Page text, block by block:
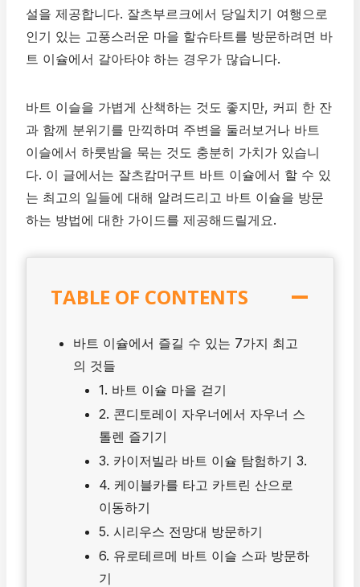
설을 제공합니다. 잘츠부르크에서 당일치기 여행으로
인기 있는 고풍스러운 마을 할슈타트를 방문하려면 바
트 이슐에서 갈아타야 하는 경우가 많습니다.
바트 이슬을 가볍게 산책하는 것도 좋지만, 커피 한 잔
과 함께 분위기를 만끽하며 주변을 둘러보거나 바트
이슬에서 하룻밤을 묵는 것도 충분히 가치가 있습니
다. 이 글에서는 잘츠캄머구트 바트 이슐에서 할 수 있
는 최고의 일들에 대해 알려드리고 바트 이슐을 방문
하는 방법에 대한 가이드를 제공해드릴게요.
TABLE OF CONTENTS
바트 이슐에서 즐길 수 있는 7가지 최고
의 것들
1. 바트 이슐 마을 걷기
2. 콘디토레이 자우너에서 자우너 스
톨렌 즐기기
3. 카이저빌라 바트 이슐 탐험하기 3.
4. 케이블카를 타고 카트린 산으로
이동하기
5. 시리우스 전망대 방문하기
6. 유로테르메 바트 이슬 스파 방문하
기